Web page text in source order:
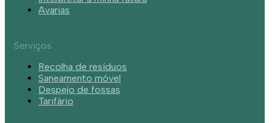
Avarias
Serviços
Recolha de resíduos
Saneamento móvel
Despejo de fossas
Tarifário